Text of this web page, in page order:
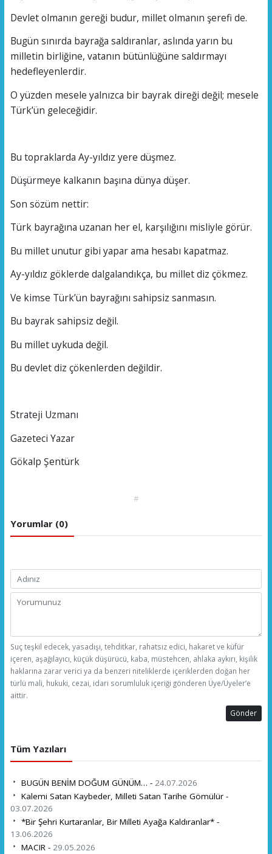
Devlet olmanın gereği budur, millet olmanın şerefi de.
Bugün sınırda bayrağa saldıranlar, aslında yarın bu
milletin birliğine, vatanın bütünlüğüne saldırmayı
hedefleyenlerdir.
O yüzden mesele yalnızca bir bayrak direği değil; mesele
Türk’ün geleceğidir.
Bu topraklarda Ay-yıldız yere düşmez.
Düşürmeye kalkanın başına dünya düşer.
Son sözüm nettir:
Türk bayrağına uzanan her el, karşılığını misliyle görür.
Bu millet unutur gibi yapar ama hesabı kapatmaz.
Ay-yıldız göklerde dalgalandıkça, bu millet diz çökmez.
Ve kimse Türk’ün bayrağını sahipsiz sanmasın.
Bu bayrak sahipsiz değil.
Bu millet uykuda değil.
Bu devlet diz çökenlerden değildir.
Strateji Uzmanı
Gazeteci Yazar
Gökalp Şentürk
#
Yorumlar (0)
Suç teşkil edecek, yasadışı, tehditkar, rahatsız edici, hakaret ve küfür
içeren, aşağılayıcı, küçük düşürücü, kaba, müstehcen, ahlaka aykırı, kişilik
haklarına zarar verici ya da benzeri niteliklerde içeriklerden doğan her
türlü mali, hukuki, cezai, idari sorumluluk içeriği gönderen Üye/Üyeler’e
aittir.
Gönder
Tüm Yazıları
BUGÜN BENİM DOĞUM GÜNÜM… - 24.07.2026
Kalemi Satan Kaybeder, Milleti Satan Tarihe Gömülür -
03.07.2026
*Bir Şehri Kurtaranlar, Bir Milleti Ayağa Kaldıranlar* -
13.06.2026
MACIR - 29.05.2026